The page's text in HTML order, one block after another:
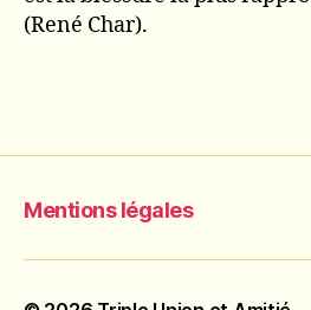
(René Char).
Mentions légales